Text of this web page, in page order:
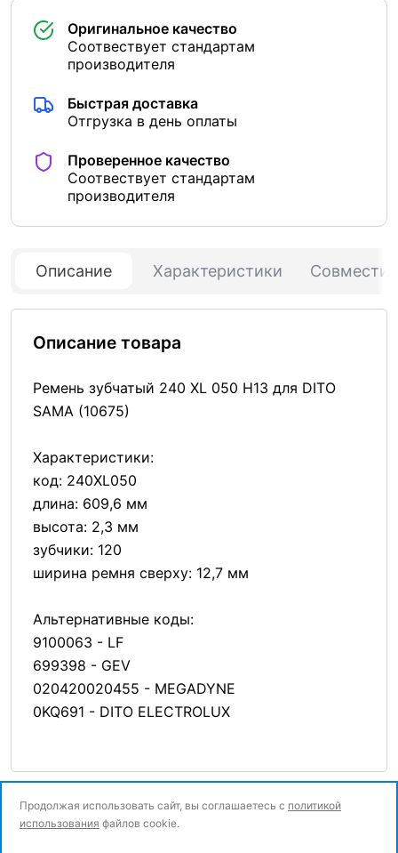
Оригинальное качество
Соотвествует стандартам
производителя
Быстрая доставка
Отгрузка в день оплаты
Проверенное качество
Соотвествует стандартам
производителя
Описание Характеристики
Описание товара
Ремень зубчатый 240 XL 050 H13 для DITO
SAMA (10675)
Характеристики:
код: 240XL050
длина: 609,6 мм
высота: 2,3 мм
зубчики: 120
ширина ремня сверху: 12,7 мм
Альтернативные коды:
9100063 - LF
699398 - GEV
020420020455 - MEGADYNE
0KQ691 - DITO ELECTROLUX
Продолжая использовать сайт, вы соглашаетесь с политикой
использования файлов cookie.